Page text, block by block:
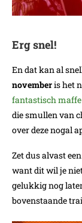
Erg snel!
En dat kan al
novemberis het
fantastisch
die smullen van
over deze nogal
Zet dus alvast
want dit wil je
gelukkig nog
bovenstaande